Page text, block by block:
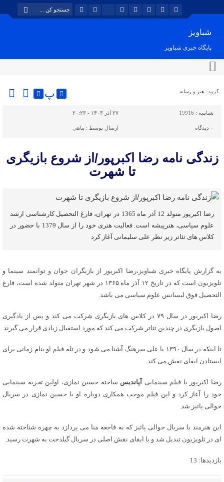
شباویز
پایگاه خبری شباویز
گروه : هنر و رسانه پ
شناسه : 19916 ۲۷ آذر ۱۴۰۳ - ۲۰:۲۳
۰ دیدگاه ارسال توسط : پناهی
زندگی نامه رضا اکبرپور/از شروع بازیگری
تا شهرت
رضا اکبرپور متولد 12 آذر ماه 1365 در تهران، فارغ التحصیل کارشناسی ارشد
علوم سیاسی، هنرپیشه است. فعالیت هنری خود را از سال 1379 با حضور در
کلاس های تئاتر زیر نظر علی سلیمانی آغاز کرد
به گزارش پایگاه خبری شباویز،رضا اکبرپور از بازیگران جوان و توانمند سینما و
تلویزیون است که در تاریخ ۱۲ آذر ماه ۱۳۶۵ در شهر تهران متولد شده است، فارغ
التحصیل فوق لیسانس علوم سیاسی می باشد.
رضا اکبرپور در سال ۷۹ در کلاس های بازیگری شرکت می کند و پس از یادگیری
اصول بازیگری در چندین تئاتر شرکت می کند که مورد استقبال زیادی قرار می گیرند
تا اینکه در سال ۱۳۹۰ با علی سرهنگ آشنا می شود و در تله فیلم او بنام زمانی برای
ایستادن ایفای نقش می کند.
رضا اکبرپور با فیلم سینمایی آپاندیس ساخته حسین نمازی، اولین تجربه سینمایی
خود را آغاز کرد و این فیلم موجب همکاری دوباره او با حسین نمازی در سریال
حوالی پائیز شد.
این هنرمند با سریال حوالی پائیز که به فاجعه منا می پردازد به چهره شناخته شده
ای در تلویزیون تبدیل شد و با ایفای نقش اصلی در سریال گیلدخت به شهرت رسید.
بازدیدها: 13